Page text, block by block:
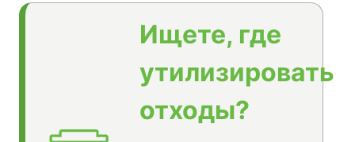
Ищете, где
утилизировать
отходы?